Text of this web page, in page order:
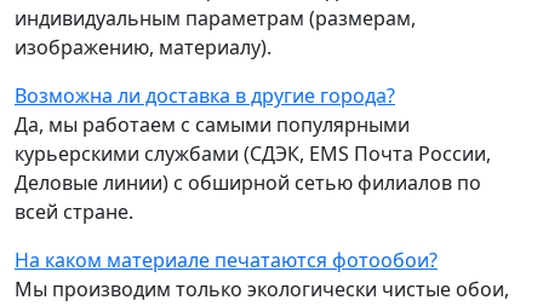
индивидуальным параметрам (размерам,
изображению, материалу).
Возможна ли доставка в другие города?
Да, мы работаем с самыми популярными
курьерскими службами (СДЭК, EMS Почта России,
Деловые линии) с обширной сетью филиалов по
всей стране.
На каком материале печатаются фотообои?
Мы производим только экологически чистые обои,